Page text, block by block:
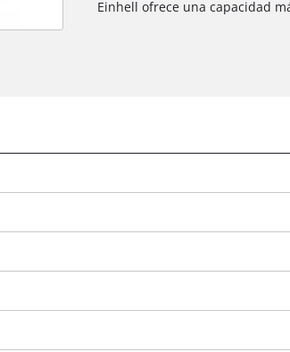
to trackers that are not disclosed to the
the site with their CMP to add this
Einhell ofrece una capacidad